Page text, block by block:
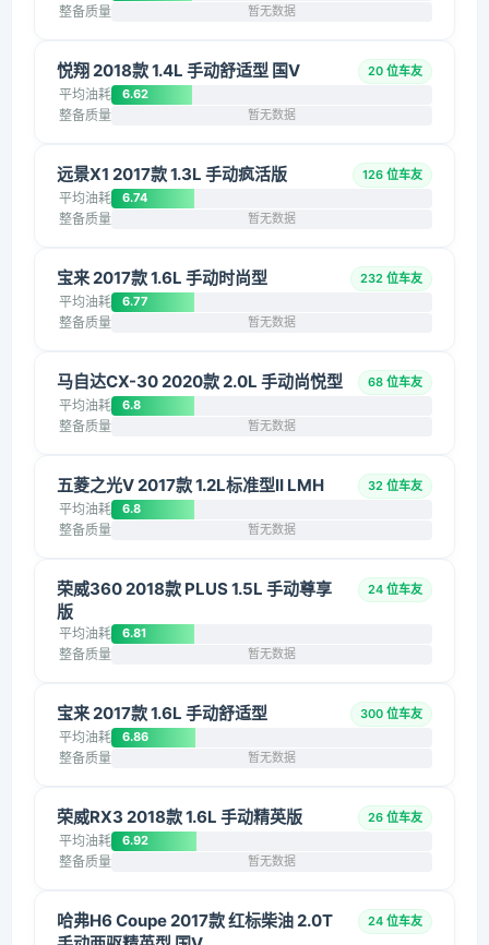
整备质量 暂无数据
悦翔 2018款 1.4L 手动舒适型 国V 20 位车友
平均油耗 6.62
整备质量 暂无数据
远景X1 2017款 1.3L 手动疯活版 126 位车友
平均油耗 6.74
整备质量 暂无数据
宝来 2017款 1.6L 手动时尚型 232 位车友
平均油耗 6.77
整备质量 暂无数据
马自达CX-30 2020款 2.0L 手动尚悦型 68 位车友
平均油耗 6.8
整备质量 暂无数据
五菱之光V 2017款 1.2L标准型II LMH 32 位车友
平均油耗 6.8
整备质量 暂无数据
荣威360 2018款 PLUS 1.5L 手动尊享
版
24 位车友
平均油耗 6.81
整备质量 暂无数据
宝来 2017款 1.6L 手动舒适型 300 位车友
平均油耗 6.86
整备质量 暂无数据
荣威RX3 2018款 1.6L 手动精英版 26 位车友
平均油耗 6.92
整备质量 暂无数据
哈弗H6 Coupe 2017款 红标柴油 2.0T
24 位车友